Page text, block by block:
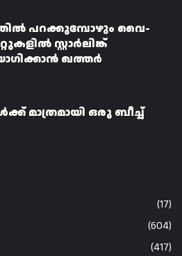
പറക്കുമ്പോഴും വൈ-
സ്റ്റാർലിങ്ക്
ഖത്തർ
മാത്രമായി ഒരു ബീച്ച്
(17)
(604)
(417)